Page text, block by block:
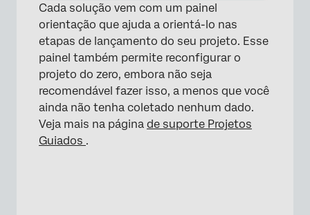
Cada solução vem com um painel
orientação que ajuda a orientá-lo nas
etapas de lançamento do seu projeto. Esse
painel também permite reconfigurar o
projeto do zero, embora não seja
recomendável fazer isso, a menos que você
ainda não tenha coletado nenhum dado.
Veja mais na página de suporte Projetos
Guiados .